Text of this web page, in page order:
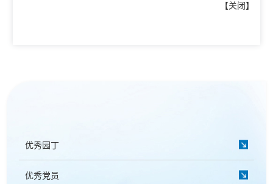
【关闭 】
优秀园丁
优秀党员